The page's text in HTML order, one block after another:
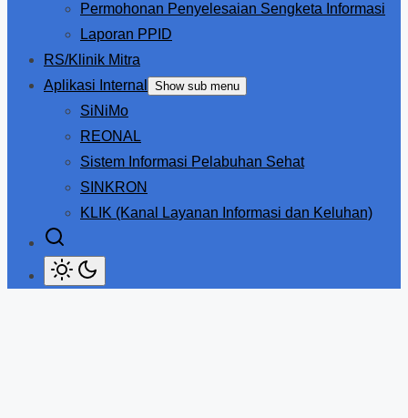
Permohonan Penyelesaian Sengketa Informasi
Laporan PPID
RS/Klinik Mitra
Aplikasi Internal
Show sub menu
SiNiMo
REONAL
Sistem Informasi Pelabuhan Sehat
SINKRON
KLIK (Kanal Layanan Informasi dan Keluhan)